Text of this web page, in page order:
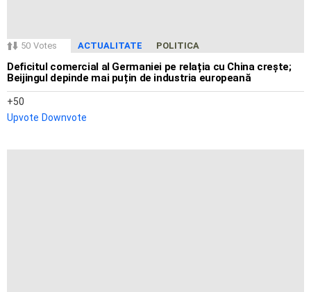
50 Votes ACTUALITATE POLITICA
Deficitul comercial al Germaniei pe relația cu China crește;
Beijingul depinde mai puțin de industria europeană
50
Upvote Downvote